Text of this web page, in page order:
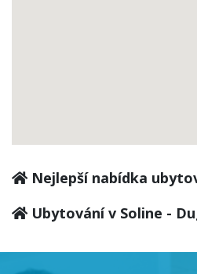
Nejlepší nabídka
Ubytování v Soline -